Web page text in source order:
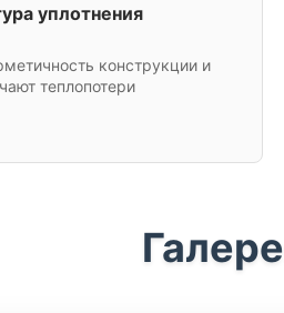
уплотнения
конструкции и
теплопотери